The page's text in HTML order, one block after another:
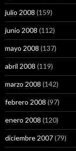
julio 2008 (159)
junio 2008 (112)
mayo 2008 (137)
abril 2008 (119)
marzo 2008 (142)
febrero 2008 (97)
enero 2008 (120)
diciembre 2007(79)